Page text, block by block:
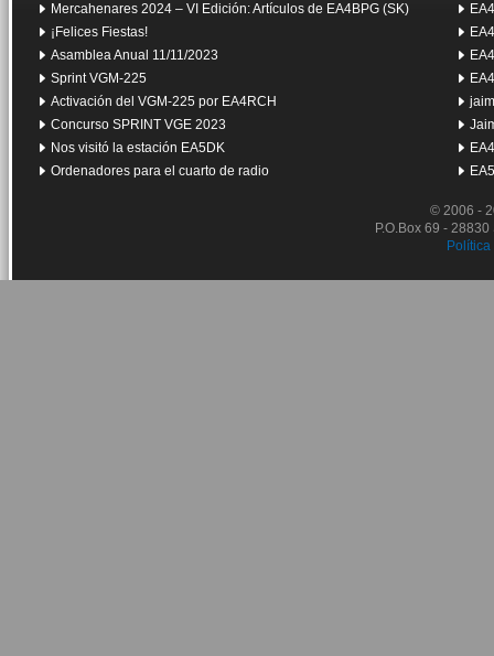
Mercahenares 2024 – VI Edición: Artículos de EA4BPG (SK)
¡Felices Fiestas!
Asamblea Anual 11/11/2023
Sprint VGM-225
Activación del VGM-225 por EA4RCH
Concurso SPRINT VGE 2023
Nos visitó la estación EA5DK
Ordenadores para el cuarto de radio
© 2006 -
P.O.Box 69 -